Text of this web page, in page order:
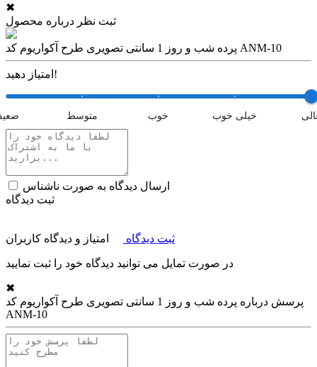
✖
ثبت نظر درباره محصول
پرده شب و روز 1 سانتی تصویری طرح آکواریوم کد ANM-10
امتیاز دهید!
متوسط خوب خیلی خوب
ارسال دیدگاه به صورت ناشناس
ثبت دیدگاه
ثبت دیدگاه امتیاز و دیدگاه کاربران
در صورت تمایل می توانید دیدگاه خود را ثبت نمایید
✖
پرسش درباره
پرده شب و روز 1 سانتی تصویری طرح آکواریوم کد
ANM-10